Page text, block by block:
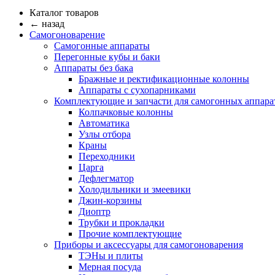
Каталог товаров
← назад
Самогоноварение
Самогонные аппараты
Перегонные кубы и баки
Аппараты без бака
Бражные и ректификационные колонны
Аппараты с сухопарниками
Комплектующие и запчасти для самогонных
Колпачковые колонны
Автоматика
Узлы отбора
Краны
Переходники
Царга
Дефлегматор
Холодильники и змеевики
Джин-корзины
Диоптр
Трубки и прокладки
Прочие комплектующие
Приборы и аксессуары для самогоноварения
ТЭНы и плиты
Мерная посуда